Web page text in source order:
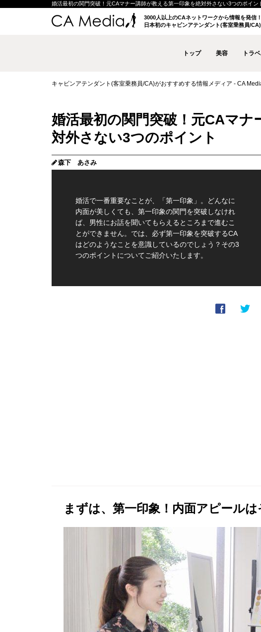
婚活最初の関門突破！元CAマナー講師が教える第一印象を絶対外さない3つのポイ
3000人以上のCAネットワークから情報を発信！
日本初のキャビンアテンダント(客室乗務員/
トップ 美容 トラ
キャビンアテンダント(客室乗務員/CA)がおすすめする情報メディア - CA
婚活最初の関門突破！元CAマ
対外さない3つのポイント
森下 あさみ
婚活で一番重要なことが、「第一印象」。どんなに
内面が美しくても、第一印象の関門を突破しなけれ
ば、男性にお話を聞いてもらえるところまで進むこ
とができません。では、必ず第一印象を突破するCA
はどのようなことを意識しているのでしょう？その3
つのポイントについてご紹介いたします。
まずは、第一印象！内面アピールは